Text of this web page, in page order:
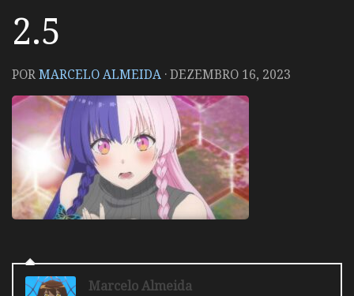
2.5
PORMARCELO ALMEIDA ·DEZEMBRO 16, 2023
Marcelo Almeida